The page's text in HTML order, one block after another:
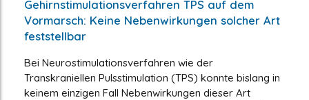
Gehirnstimulationsverfahren TPS auf dem
Vormarsch: Keine Nebenwirkungen solcher Art
feststellbar
Bei Neurostimulationsverfahren wie der
Transkraniellen Pulsstimulation (TPS) konnte bislang in
keinem einzigen Fall Nebenwirkungen dieser Art